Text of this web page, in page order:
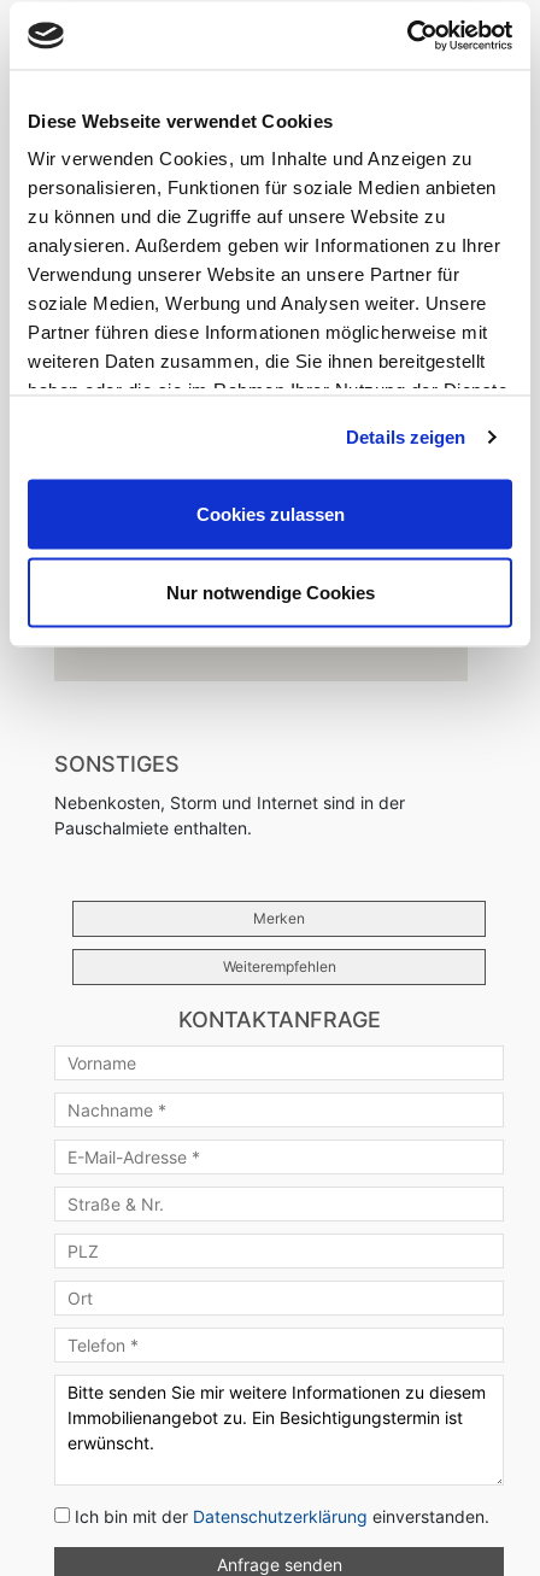
Diese Webseite verwendet Cookies
Wir verwenden Cookies, um Inhalte und Anzeigen zu
personalisieren, Funktionen für soziale Medien anbieten
zu können und die Zugriffe auf unsere Website zu
analysieren. Außerdem geben wir Informationen zu Ihrer
Verwendung unserer Website an unsere Partner für
soziale Medien, Werbung und Analysen weiter. Unsere
Partner führen diese Informationen möglicherweise mit
weiteren Daten zusammen, die Sie ihnen bereitgestellt
haben oder die sie im Rahmen Ihrer Nutzung der Dienste
Details zeigen
Cookies zulassen
Nur notwendige Cookies
Düsseldorf - Friedrichstadt. Wer das Viertel kennt –
liebt es! Wer es noch nicht kennt – wird es lieben!
Stadtteil Friedrichstadt. Nicht nur eine große
dieses Viertel aufleben. Auch die Anbindungen an
alle Stadtteile sind als optimal zu bezeichnen. Die
öffentlichen Verkehrsmittel befinden sich in der
unmittelbaren Umgebung. Die Innenstadt ist nur
wenige Gehminuten entfernt.
Einkaufsmöglichkeiten für den täglichen Bedarf,
sowie Drogeriemärkte und Apotheken finden Sie im
SONSTIGES
Nebenkosten, Storm und Internet sind in der
Pauschalmiete enthalten.
Merken
Weiterempfehlen
KONTAKTANFRAGE
Ich bin mit der Datenschutzerklärung einverstanden.